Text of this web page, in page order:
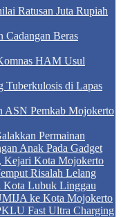
Ratusan Juta Rupiah
Cadangan Beras
HAM Usul
Tuberkulosis di Lapas
ASN Pemkab Mojokerto
Permainan
Anak Pada Gadget
Kejari Kota Mojokerto
Risalah Lelang
Kota Lubuk Linggau
ke Kota Mojokerto
Fast Ultra Charging